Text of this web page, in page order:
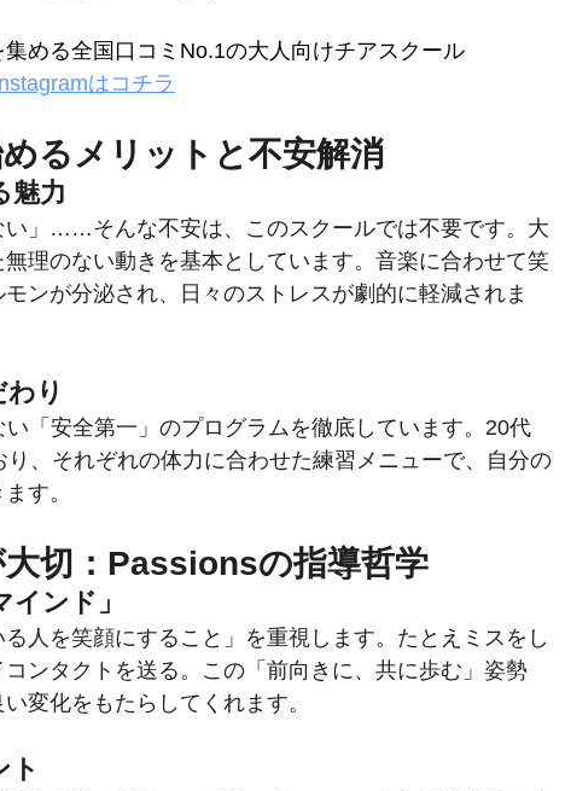
める全国口コミNo.1の大人向けチアスクール
はコチラ
るメリットと不安解消
魅力
い」……そんな不安は、このスクールでは不要です。大
理のない動きを基本としています。音楽に合わせて笑
ンが分泌され、日々のストレスが劇的に軽減されま
り
「安全第一」のプログラムを徹底しています。20代
、それぞれの体力に合わせた練習メニューで、自分の
す。
切：Passionsの指導哲学
ンド」
人を笑顔にすること」を重視します。たとえミスをし
ンタクトを送る。この「前向きに、共に歩む」姿勢
変化をもたらしてくれます。
ト